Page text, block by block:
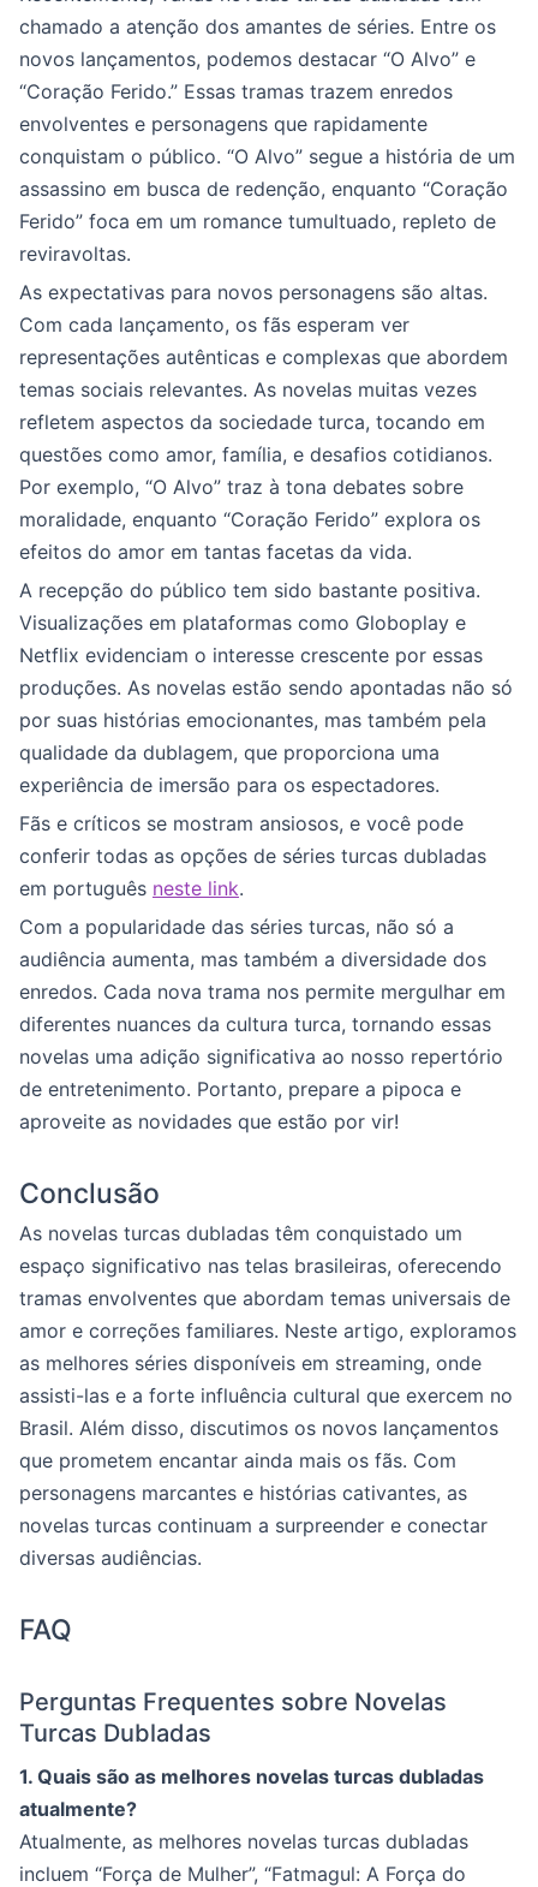
chamado a atenção dos amantes de séries. Entre os
novos lançamentos, podemos destacar “O Alvo” e
“Coração Ferido.” Essas tramas trazem enredos
envolventes e personagens que rapidamente
conquistam o público. “O Alvo” segue a história de um
assassino em busca de redenção, enquanto “Coração
Ferido” foca em um romance tumultuado, repleto de
reviravoltas.
As expectativas para novos personagens são altas.
Com cada lançamento, os fãs esperam ver
representações autênticas e complexas que abordem
temas sociais relevantes. As novelas muitas vezes
refletem aspectos da sociedade turca, tocando em
questões como amor, família, e desafios cotidianos.
Por exemplo, “O Alvo” traz à tona debates sobre
moralidade, enquanto “Coração Ferido” explora os
efeitos do amor em tantas facetas da vida.
A recepção do público tem sido bastante positiva.
Visualizações em plataformas como Globoplay e
Netflix evidenciam o interesse crescente por essas
produções. As novelas estão sendo apontadas não só
por suas histórias emocionantes, mas também pela
qualidade da dublagem, que proporciona uma
experiência de imersão para os espectadores.
Fãs e críticos se mostram ansiosos, e você pode
conferir todas as opções de séries turcas dubladas
em português neste link.
Com a popularidade das séries turcas, não só a
audiência aumenta, mas também a diversidade dos
enredos. Cada nova trama nos permite mergulhar em
diferentes nuances da cultura turca, tornando essas
novelas uma adição significativa ao nosso repertório
de entretenimento. Portanto, prepare a pipoca e
aproveite as novidades que estão por vir!
Conclusão
As novelas turcas dubladas têm conquistado um
espaço significativo nas telas brasileiras, oferecendo
tramas envolventes que abordam temas universais de
amor e correções familiares. Neste artigo, exploramos
as melhores séries disponíveis em streaming, onde
assisti-las e a forte influência cultural que exercem no
Brasil. Além disso, discutimos os novos lançamentos
que prometem encantar ainda mais os fãs. Com
personagens marcantes e histórias cativantes, as
novelas turcas continuam a surpreender e conectar
diversas audiências.
FAQ
Perguntas Frequentes sobre Novelas
Turcas Dubladas
1. Quais são as melhores novelas turcas dubladas
atualmente?
Atualmente, as melhores novelas turcas dubladas
incluem “Força de Mulher”, “Fatmagul: A Força do